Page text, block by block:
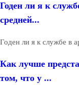
Годен ли я к
средней...
Годен ли я к службе в
Как лучше
том, что у ...